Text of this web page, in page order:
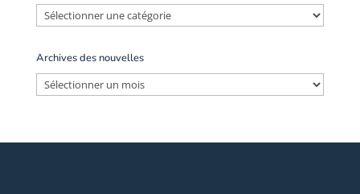
Catégories
Archives des nouvelles
Archives
des